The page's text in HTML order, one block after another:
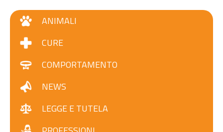
ANIMALI
CURE
COMPORTAMENTO
NEWS
LEGGE E TUTELA